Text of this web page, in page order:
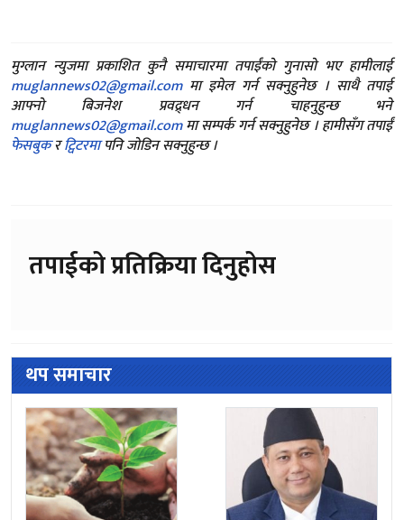
मुग्लान न्युजमा प्रकाशित कुनै समाचारमा तपाईंको गुनासो भए हामीलाई
muglannews02@gmail.comमा इमेल गर्न सक्नुहुनेछ । साथै तपाई
आफ्नो बिजनेश प्रवद्र्धन गर्न चाहनुहुन्छ भने
muglannews02@gmail.comमा सम्पर्क गर्न सक्नुहुनेछ । हामीसँग तपाईं
फेसबुकरट्विटरमापनि जोडिन सक्नुहुन्छ ।
तपाईको प्रतिक्रिया दिनुहोस
थप समाचार